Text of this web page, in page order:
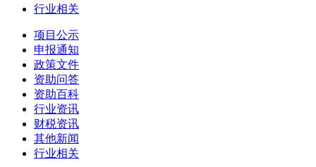
行业相关
项目公示
申报通知
政策文件
资助问答
资助百科
行业资讯
财税资讯
其他新闻
行业相关